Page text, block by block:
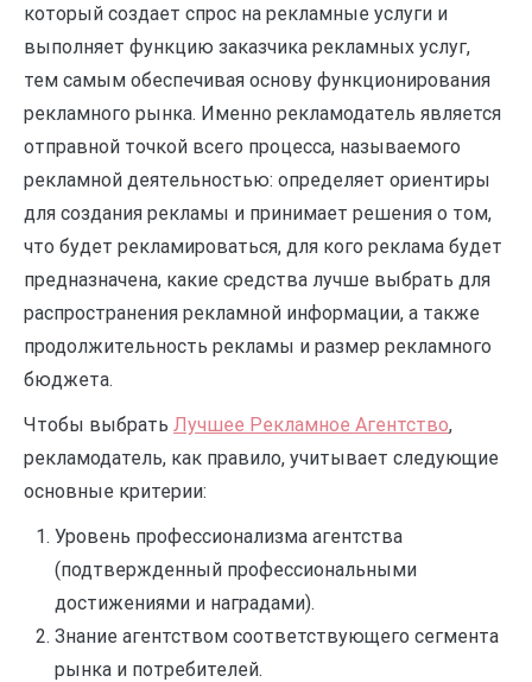
который создает спрос на рекламные услуги и
выполняет функцию заказчика рекламных услуг,
тем самым обеспечивая основу функционирования
рекламного рынка. Именно рекламодатель является
отправной точкой всего процесса, называемого
рекламной деятельностью: определяет ориентиры
для создания рекламы и принимает решения о том,
что будет рекламироваться, для кого реклама будет
предназначена, какие средства лучше выбрать для
распространения рекламной информации, а также
продолжительность рекламы и размер рекламного
бюджета.
Чтобы выбрать Лучшее Рекламное Агентство,
рекламодатель, как правило, учитывает следующие
основные критерии:
Уровень профессионализма агентства
(подтвержденный профессиональными
достижениями и наградами).
Знание агентством соответствующего сегмента
рынка и потребителей.